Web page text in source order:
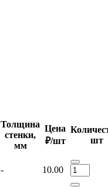
Толщина
стенки,
мм
Цена
₽/шт
шт
- 10.00